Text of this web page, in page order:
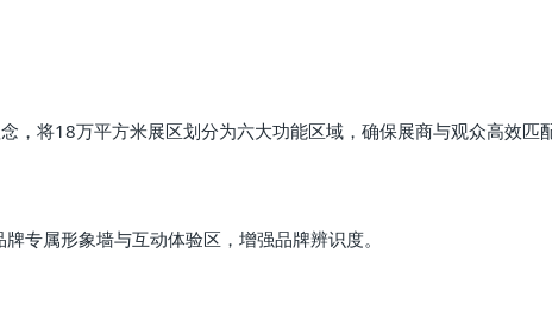
，将18万平方米展区划分为六大功能区域，确保展商与观众高效匹
专属形象墙与互动体验区，增强品牌辨识度。